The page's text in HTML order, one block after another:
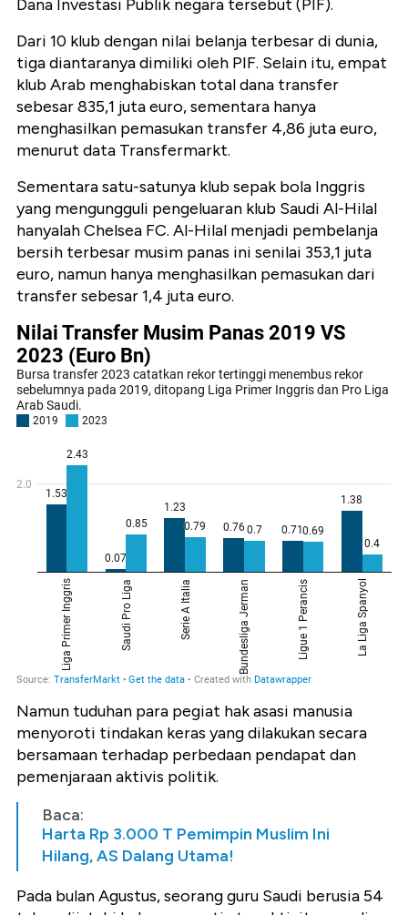
Dana Investasi Publik negara tersebut (PIF).
Dari 10 klub dengan nilai belanja terbesar di dunia,
tiga diantaranya dimiliki oleh PIF. Selain itu, empat
klub Arab menghabiskan total dana transfer
sebesar 835,1 juta euro, sementara hanya
menghasilkan pemasukan transfer 4,86 juta euro,
menurut data Transfermarkt.
Sementara satu-satunya klub sepak bola Inggris
yang mengungguli pengeluaran klub Saudi Al-Hilal
hanyalah Chelsea FC. Al-Hilal menjadi pembelanja
bersih terbesar musim panas ini senilai 353,1 juta
euro, namun hanya menghasilkan pemasukan dari
transfer sebesar 1,4 juta euro.
Namun tuduhan para pegiat hak asasi manusia
menyoroti tindakan keras yang dilakukan secara
bersamaan terhadap perbedaan pendapat dan
pemenjaraan aktivis politik.
Baca:
Harta Rp 3.000 T Pemimpin Muslim Ini
Hilang, AS Dalang Utama!
Pada bulan Agustus, seorang guru Saudi berusia 54